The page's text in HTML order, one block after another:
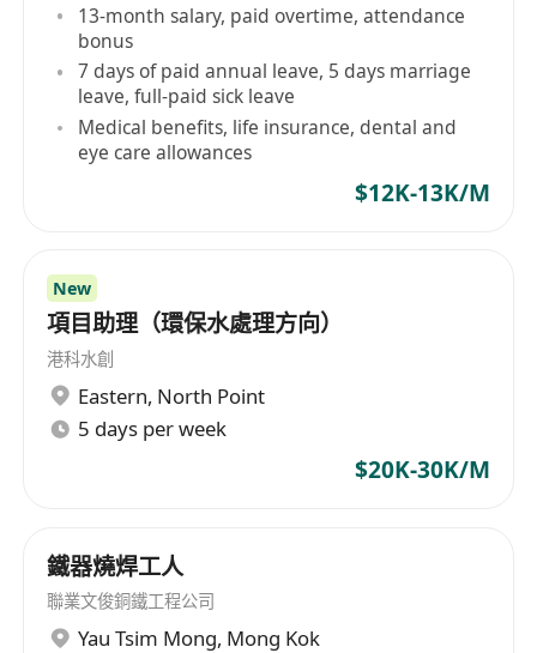
13-month salary, paid overtime, attendance
bonus
7 days of paid annual leave, 5 days marriage
leave, full-paid sick leave
Medical benefits, life insurance, dental and
eye care allowances
$12K-13K/M
New
項目助理（環保水處理方向）
港科水創
Eastern, North Point
5 days per week
$20K-30K/M
鐵器燒焊工人
聯業文俊銅鐵工程公司
Yau Tsim Mong, Mong Kok